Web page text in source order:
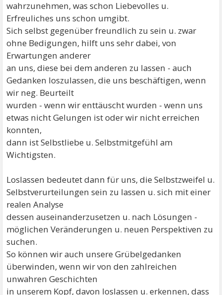
wahrzunehmen, was schon Liebevolles u.
Erfreuliches uns schon umgibt.
Sich selbst gegenüber freundlich zu sein u. zwar
ohne Bedigungen, hilft uns sehr dabei, von
Erwartungen anderer
an uns, diese bei dem anderen zu lassen - auch
Gedanken loszulassen, die uns beschäftigen, wenn
wir neg. Beurteilt
wurden - wenn wir enttäuscht wurden - wenn uns
etwas nicht Gelungen ist oder wir nicht erreichen
konnten,
dann ist Selbstliebe u. Selbstmitgefühl am
Wichtigsten.
Loslassen bedeutet dann für uns, die Selbstzweifel u.
Selbstverurteilungen sein zu lassen u. sich mit einer
realen Analyse
dessen auseinanderzusetzen u. nach Lösungen -
möglichen Veränderungen u. neuen Perspektiven zu
suchen.
So können wir auch unsere Grübelgedanken
überwinden, wenn wir von den zahlreichen
unwahren Geschichten
in unserem Kopf, davon loslassen u. erkennen, dass